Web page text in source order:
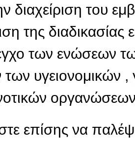
διαχείριση του
της
των ενώσεων
υγειονομικών ,
επίσης να